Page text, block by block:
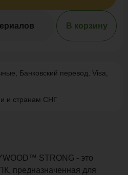
В корзину
Банковский перевод, Visa,
и странам СНГ
STRONG - это
предназначенная для